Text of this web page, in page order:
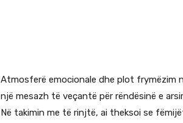
Atmosferë emocionale dhe plot frymëzim
një mesazh të veçantë për rëndësinë e
Në takimin me të rinjtë, ai theksoi se